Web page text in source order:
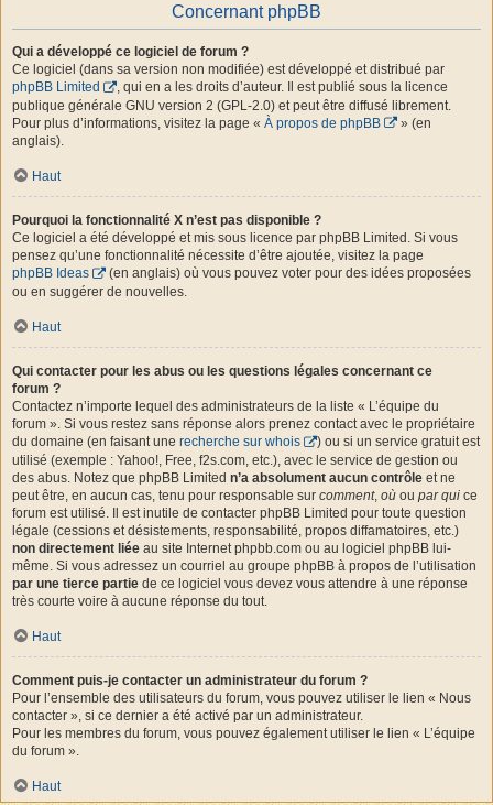
Concernant phpBB
Qui a développé ce logiciel de forum ?
Ce logiciel (dans sa version non modifiée) est développé et distribué par
phpBB Limited
, qui en a les droits d’auteur. Il est publié sous la licence
publique générale GNU version 2 (GPL-2.0) et peut être diffusé librement.
Pour plus d’informations, visitez la page « À propos de phpBB
» (en
anglais).
Haut
Pourquoi la fonctionnalité X n’est pas disponible ?
Ce logiciel a été développé et mis sous licence par phpBB Limited. Si vous
pensez qu’une fonctionnalité nécessite d’être ajoutée, visitez la page
phpBB Ideas
(en anglais) où vous pouvez voter pour des idées proposées
ou en suggérer de nouvelles.
Haut
Qui contacter pour les abus ou les questions légales concernant ce
forum ?
Contactez n’importe lequel des administrateurs de la liste « L’équipe du
forum ». Si vous restez sans réponse alors prenez contact avec le propriétaire
du domaine (en faisant une recherche sur whois
) ou si un service gratuit est
utilisé (exemple : Yahoo!, Free, f2s.com, etc.), avec le service de gestion ou
des abus. Notez que phpBB Limited n’a absolument aucun contrôle et ne
peut être, en aucun cas, tenu pour responsable sur comment, où ou par qui ce
forum est utilisé. Il est inutile de contacter phpBB Limited pour toute question
légale (cessions et désistements, responsabilité, propos diffamatoires, etc.)
non directement liée au site Internet phpbb.com ou au logiciel phpBB lui-
même. Si vous adressez un courriel au groupe phpBB à propos de l’utilisation
par une tierce partie de ce logiciel vous devez vous attendre à une réponse
très courte voire à aucune réponse du tout.
Haut
Comment puis-je contacter un administrateur du forum ?
Pour l’ensemble des utilisateurs du forum, vous pouvez utiliser le lien « Nous
contacter », si ce dernier a été activé par un administrateur.
Pour les membres du forum, vous pouvez également utiliser le lien « L’équipe
du forum ».
Haut